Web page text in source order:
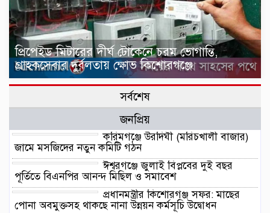
প্রিপেইড মিটারের দীর্ঘ টোকেনে চরম ভোগান্তি,
গ্রাহকসেবার দুর্বলতায় ক্ষোভ কিশোরগঞ্জে
সর্বশেষ
জনপ্রিয়
করিমগঞ্জে উরদিঘী (মরিচখালী বাজার)
জামে মসজিদের নতুন কমিটি গঠন
ঈশ্বরগঞ্জে জুলাই বিপ্লবের দুই বছর
পূর্তিতে বিএনপির আনন্দ মিছিল ও সমাবেশ
প্রধানমন্ত্রীর কিশোরগঞ্জ সফর: মাছের
পোনা অবমুক্তসহ থাকছে নানা উন্নয়ন কর্মসূচি উদ্বোধন